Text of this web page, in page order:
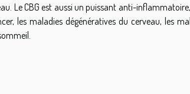
Le CBG est aussi un puissant anti-
les maladies dégénératives du cerveau, les